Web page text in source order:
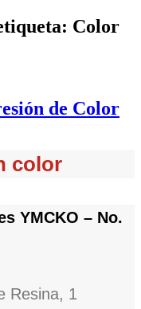
Color
de Color
color
YMCKO – No.
Resina, 1